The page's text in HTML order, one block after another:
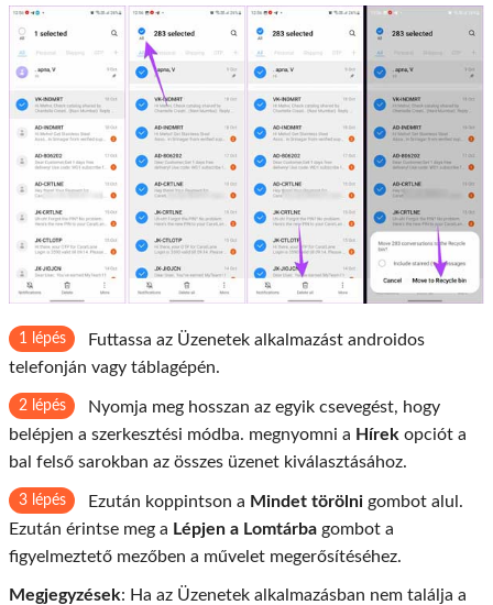
1 lépés
Futtassa az Üzenetek alkalmazást androidos
telefonján vagy táblagépén.
2 lépés
Nyomja meg hosszan az egyik csevegést, hogy
belépjen a szerkesztési módba. megnyomni a Hírek opciót a
bal felső sarokban az összes üzenet kiválasztásához.
3 lépés Ezután koppintson a Mindet törölni gombot alul.
Ezután érintse meg a Lépjen a Lomtárba gombot a
figyelmeztető mezőben a művelet megerősítéséhez.
Megjegyzések: Ha az Üzenetek alkalmazásban nem találja a